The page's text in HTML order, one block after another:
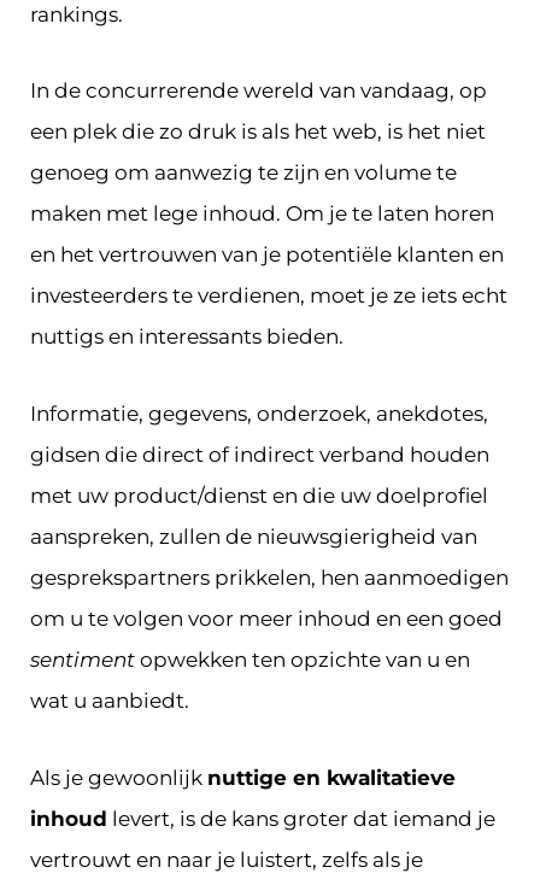
rankings.
In de concurrerende wereld van vandaag, op
een plek die zo druk is als het web, is het niet
genoeg om aanwezig te zijn en volume te
maken met lege inhoud. Om je te laten horen
en het vertrouwen van je potentiële klanten en
investeerders te verdienen, moet je ze iets echt
nuttigs en interessants bieden.
Informatie, gegevens, onderzoek, anekdotes,
gidsen die direct of indirect verband houden
met uw product/dienst en die uw doelprofiel
aanspreken, zullen de nieuwsgierigheid van
gesprekspartners prikkelen, hen aanmoedigen
om u te volgen voor meer inhoud en een goed
sentiment opwekken ten opzichte van u en
wat u aanbiedt.
Als je gewoonlijk nuttige en kwalitatieve
inhoud levert, is de kans groter dat iemand je
vertrouwt en naar je luistert, zelfs als je